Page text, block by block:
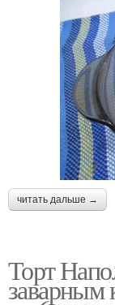
читать дальше →
Торт
заварным